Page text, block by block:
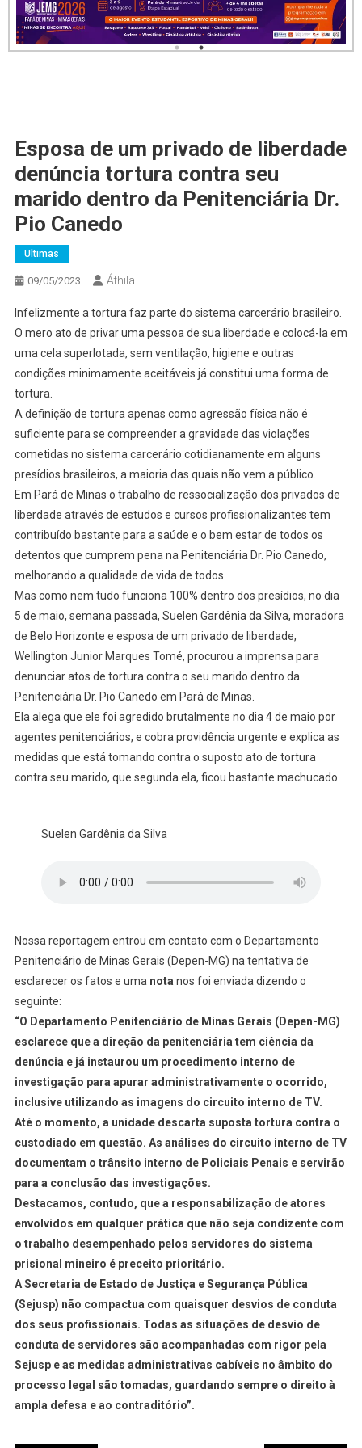
Esposa de um privado de liberdade
denúncia tortura contra seu
marido dentro da Penitenciária Dr.
Pio Canedo
Ultimas
09/05/2023 Áthila
Infelizmente a tortura faz parte do sistema carcerário brasileiro.
O mero ato de privar uma pessoa de sua liberdade e colocá-la em
uma cela superlotada, sem ventilação, higiene e outras
condições minimamente aceitáveis já constitui uma forma de
tortura.
A definição de tortura apenas como agressão física não é
suficiente para se compreender a gravidade das violações
cometidas no sistema carcerário cotidianamente em alguns
presídios brasileiros, a maioria das quais não vem a público.
Em Pará de Minas o trabalho de ressocialização dos privados de
liberdade através de estudos e cursos profissionalizantes tem
contribuído bastante para a saúde e o bem estar de todos os
detentos que cumprem pena na Penitenciária Dr. Pio Canedo,
melhorando a qualidade de vida de todos.
Mas como nem tudo funciona 100% dentro dos presídios, no dia
5 de maio, semana passada, Suelen Gardênia da Silva, moradora
de Belo Horizonte e esposa de um privado de liberdade,
Wellington Junior Marques Tomé, procurou a imprensa para
denunciar atos de tortura contra o seu marido dentro da
Penitenciária Dr. Pio Canedo em Pará de Minas.
Ela alega que ele foi agredido brutalmente no dia 4 de maio por
agentes penitenciários, e cobra providência urgente e explica as
medidas que está tomando contra o suposto ato de tortura
contra seu marido, que segunda ela, ficou bastante machucado.
Suelen Gardênia da Silva
Nossa reportagem entrou em contato com o Departamento
Penitenciário de Minas Gerais (Depen-MG) na tentativa de
esclarecer os fatos e uma nota nos foi enviada dizendo o
seguinte:
“O Departamento Penitenciário de Minas Gerais (Depen-MG)
esclarece que a direção da penitenciária tem ciência da
denúncia e já instaurou um procedimento interno de
investigação para apurar administrativamente o ocorrido,
inclusive utilizando as imagens do circuito interno de TV.
Até o momento, a unidade descarta suposta tortura contra o
custodiado em questão. As análises do circuito interno de TV
documentam o trânsito interno de Policiais Penais e servirão
para a conclusão das investigações.
Destacamos, contudo, que a responsabilização de atores
envolvidos em qualquer prática que não seja condizente com
o trabalho desempenhado pelos servidores do sistema
prisional mineiro é preceito prioritário.
A Secretaria de Estado de Justiça e Segurança Pública
(Sejusp) não compactua com quaisquer desvios de conduta
dos seus profissionais. Todas as situações de desvio de
conduta de servidores são acompanhadas com rigor pela
Sejusp e as medidas administrativas cabíveis no âmbito do
processo legal são tomadas, guardando sempre o direito à
ampla defesa e ao contraditório”.